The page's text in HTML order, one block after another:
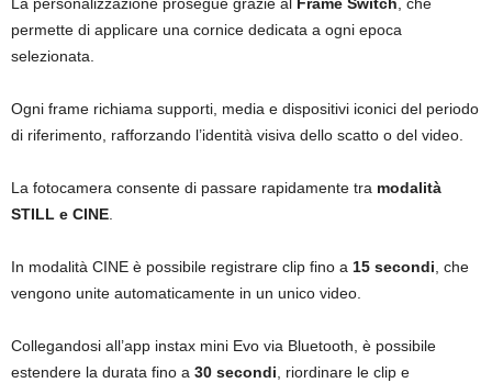
permette di applicare una cornice dedicata a ogni epoca
selezionata.
Ogni frame richiama supporti, media e dispositivi iconici del periodo
di riferimento, rafforzando l’identità visiva dello scatto o del video.
La fotocamera consente di passare rapidamente tra modalità
STILL e CINE
In modalità CINE è possibile registrare clip fino a 15 secondi , che
vengono unite automaticamente in un unico video.
Collegandosi all’app instax mini Evo via Bluetooth, è possibile
estendere la durata fino a 30 secondi , riordinare le clip e